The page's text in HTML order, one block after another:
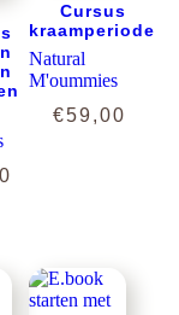
Cursus
kraamperiode
Natural
M'oummies
€59,00